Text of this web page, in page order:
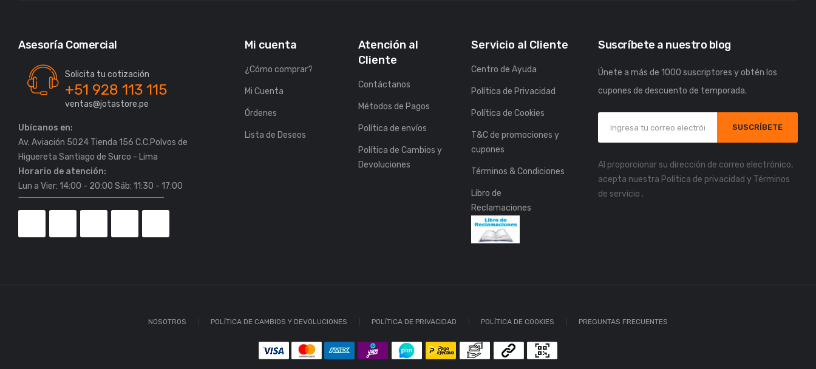
Asesoría Comercial
Solicita tu cotización
+51 928 113 115
ventas@jotastore.pe
Ubícanos en:
Av. Aviación 5024 Tienda 156 C.C.Polvos de
Horario de atención:
Lun a Vier: 14:00 - 20:00 Sáb: 11:30 - 17:00
Mi cuenta
¿Cómo comprar?
Mi Cuenta
Órdenes
Lista de Deseos
Atención al
Cliente
Contáctanos
Métodos de Pagos
Política de envíos
Política de Cambios y
Devoluciones
Servicio al Cliente
Centro de Ayuda
Política de Privacidad
Política de Cookies
T&C de promociones y
cupones
Términos & Condiciones
Libro de
Reclamaciones
Suscríbete a nuestro blog
Únete a más de 1000 suscriptores y obtén los
cupones de descuento de temporada.
SUSCRÍBETE
Al proporcionar su dirección de correo electrónico,
acepta nuestra Política de privacidad y Términos
de servicio .
NOSOTROS POLÍTICA DE CAMBIOS Y DEVOLUCIONES POLÍTICA DE PRIVACIDAD POLÍTICA DE COOKIES PREGUNTAS FRECUENTES